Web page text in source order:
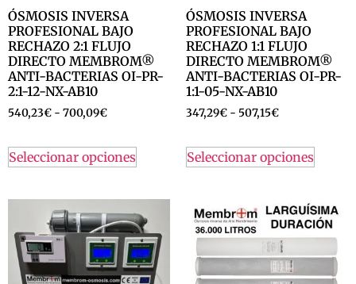
ÓSMOSIS INVERSA
PROFESIONAL BAJO
RECHAZO 2:1 FLUJO
DIRECTO MEMBROM®
ANTI-BACTERIAS OI-PR-
2:1-12-NX-AB10
540,23€ - 700,09€
Seleccionar opciones
ÓSMOSIS INVERSA
PROFESIONAL BAJO
RECHAZO 1:1 FLUJO
DIRECTO MEMBROM®
ANTI-BACTERIAS OI-PR-
1:1-05-NX-AB10
347,29€ - 507,15€
Seleccionar opciones